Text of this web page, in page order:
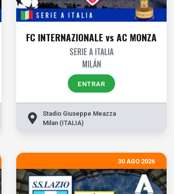
FC INTERNAZIONALE vs AC MONZA
SERIE A ITALIA
MILÁN
ENTRAR
Stadio Giuseppe Meazza
Milan (ITALIA)
30 AGO 2026